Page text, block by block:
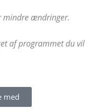
mindre ændringer.
af programmet du vil
med